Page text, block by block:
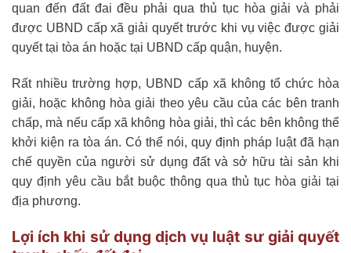
quan đến đất đai đều phải qua thủ tục hòa giải và phải
được UBND cấp xã giải quyết trước khi vụ việc được giải
quyết tại tòa án hoặc tại UBND cấp quận, huyện.
Rất nhiều trường hợp, UBND cấp xã không tổ chức hòa
giải, hoặc không hòa giải theo yêu cầu của các bên tranh
chấp, mà nếu cấp xã không hòa giải, thì các bên không thể
khởi kiện ra tòa án. Có thể nói, quy định pháp luật đã hạn
chế quyền của người sử dụng đất và sở hữu tài sản khi
quy định yêu cầu bắt buộc thông qua thủ tục hòa giải tại
địa phương.
Lợi ích khi sử dụng dịch vụ luật sư giải quyết